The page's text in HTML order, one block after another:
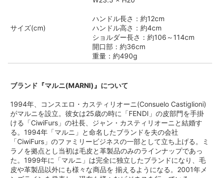
サイズ(cm)
ハンドル長さ：約12cm
ハンドル高さ：約4cm
ショルダー長さ：約106～114cm
開口部：約36cm
重量：約490g
ブランド『マルニ(MARNI)』について
1994年、コンスエロ・カスティリオーニ(Consuelo Castiglioni)
がマルニを設立。彼女は25歳の時に「FENDI」の皮部門を手掛
ける「CiwiFurs」の社長、ジャン・カスティリオーニと結婚す
る。1994年「マルニ」と命名したブランドを夫の会社
「CiwiFurs」のファミリービジネスの一部として立ち上げる。ミ
ラノを拠点とし当初は毛皮と革製品のみのラインナップであっ
た。1999年に「マルニ」は完全に独立したブランドになり、毛
皮や革製品以外にも様々な商品を 揃えるようになる。2001年メ